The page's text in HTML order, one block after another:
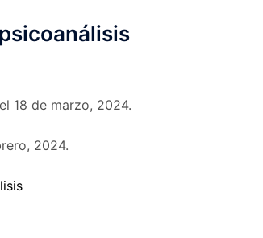
18 de marzo, 2024.
2024.